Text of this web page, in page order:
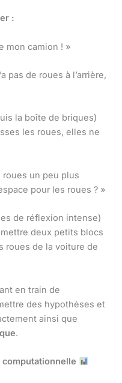
:
mon camion ! »
pas de roues à l’arrière,
la boîte de briques)
les roues, elles ne
roues un peu plus
pour les roues ? »
de réflexion intense)
deux petits blocs
roues de la voiture de
en train de
des hypothèses et
ainsi que
.